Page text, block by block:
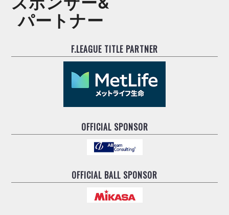
パートナー
F.LEAGUE TITLE PARTNER
OFFICIAL SPONSOR
OFFICIAL BALL SPONSOR